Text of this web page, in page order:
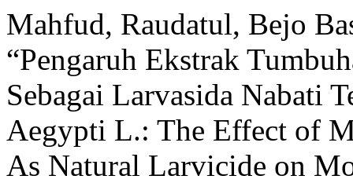
Mahfud, Raudatul, Bejo
“Pengaruh Ekstrak
Sebagai Larvasida Nabati
Aegypti L.: The Effect of
As Natural Larvicide on